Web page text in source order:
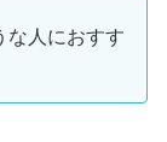
な人におすす